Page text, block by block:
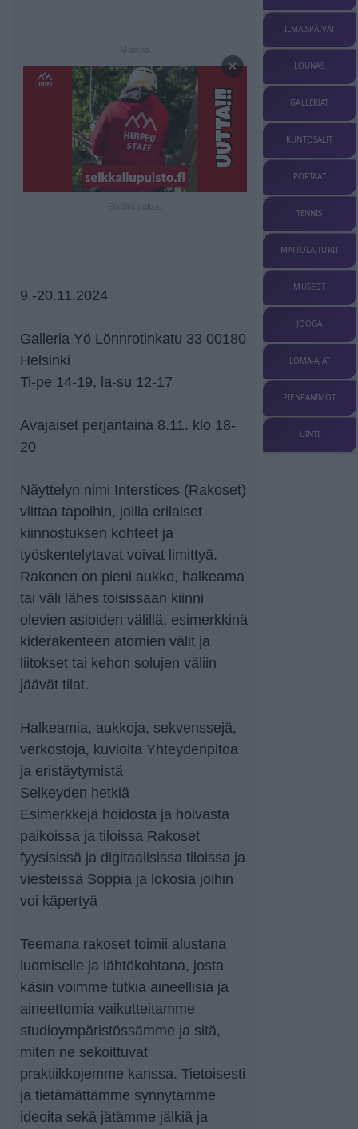
— Mainos —
×
9.-20.11.2024
Galleria Yö Lönnrotinkatu 33 00180
Helsinki
Ti-pe 14-19, la-su 12-17
Avajaiset perjantaina 8.11. klo 18-
20
Näyttelyn nimi Interstices (Rakoset)
viittaa tapoihin, joilla erilaiset
kiinnostuksen kohteet ja
työskentelytavat voivat limittyä.
Rakonen on pieni aukko, halkeama
tai väli lähes toisissaan kiinni
olevien asioiden välillä, esimerkkinä
kiderakenteen atomien välit ja
liitokset tai kehon solujen väliin
jäävät tilat.
Halkeamia, aukkoja, sekvenssejä,
verkostoja, kuvioita Yhteydenpitoa
ja eristäytymistä
Selkeyden hetkiä
Esimerkkejä hoidosta ja hoivasta
paikoissa ja tiloissa Rakoset
fyysisissä ja digitaalisissa tiloissa ja
viesteissä Soppia ja lokosia joihin
voi käpertyä
Teemana rakoset toimii alustana
luomiselle ja lähtökohtana, josta
käsin voimme tutkia aineellisia ja
aineettomia vaikutteitamme
studioympäristössämme ja sitä,
miten ne sekoittuvat
praktiikkojemme kanssa. Tietoisesti
ja tietämättämme synnytämme
ideoita sekä jätämme jälkiä ja
ILMAISPÄIVÄT
LOUNAS
GALLERIAT
KUNTOSALIT
PORTAAT
TENNIS
MATTOLAITURIT
MUSEOT
JOOGA
LOMA-AJAT
PIENPANIMOT
UINTI